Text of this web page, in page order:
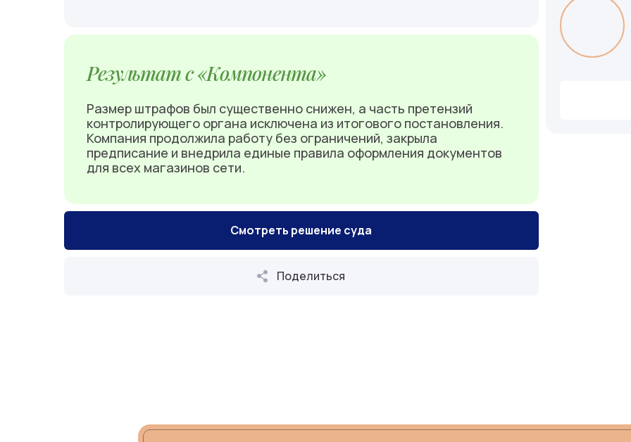
Результат с «Компонента»
Размер штрафов был существенно снижен, а часть претензий
контролирующего органа исключена из итогового постановления.
Компания продолжила работу без ограничений, закрыла
предписание и внедрила единые правила оформления документов
для всех магазинов сети.
Смотреть решение суда
Поделиться